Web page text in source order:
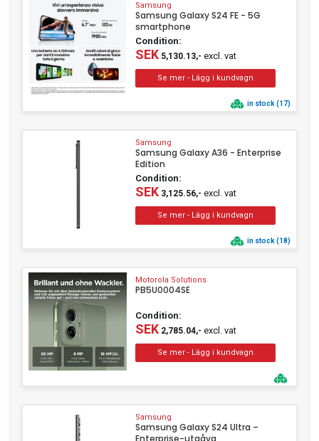
Samsung
Samsung Galaxy S24 FE - 5G
smartphone
Condition:
SEK5,130.13,- excl. vat
in stock (17)
Samsung
Samsung Galaxy A36 - Enterprise
Edition
Condition:
SEK3,125.56,- excl. vat
in stock (18)
Motorola Solutions
PB5U0004SE
Condition:
SEK2,785.04,- excl. vat
Samsung
Samsung Galaxy S24 Ultra –